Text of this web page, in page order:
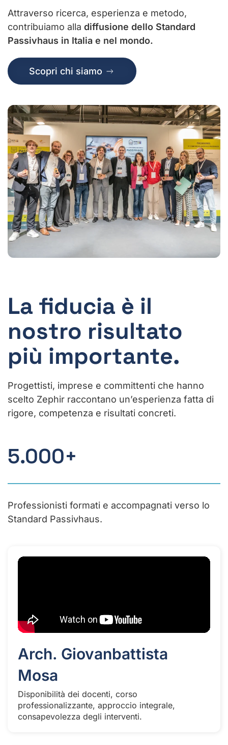
Attraverso ricerca, esperienza e metodo,
contribuiamo alla diffusione dello Standard
Passivhaus in Italia e nel mondo.
Scopri chi siamo
La fiducia è il
nostro risultato
più importante.
Progettisti, imprese e committenti che hanno
scelto Zephir raccontano un’esperienza fatta di
rigore, competenza e risultati concreti.
5.000+
Professionisti formati e accompagnati verso lo
Standard Passivhaus.
Arch. Giovanbattista
Mosa
Disponibilità dei docenti, corso
professionalizzante, approccio integrale,
consapevolezza degli interventi.